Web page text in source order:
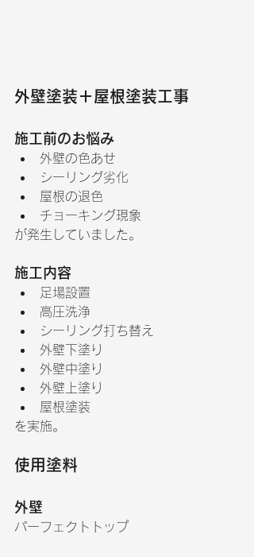
外壁塗装＋屋根塗装工事
施工前のお悩み
外壁の色あせ
シーリング劣化
屋根の退色
チョーキング現象
が発生していました。
施工内容
足場設置
高圧洗浄
シーリング打ち替え
外壁下塗り
外壁中塗り
外壁上塗り
屋根塗装
を実施。
使用塗料
外壁
パーフェクトトップ